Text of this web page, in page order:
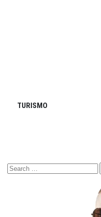
TURISMO
Search
for: